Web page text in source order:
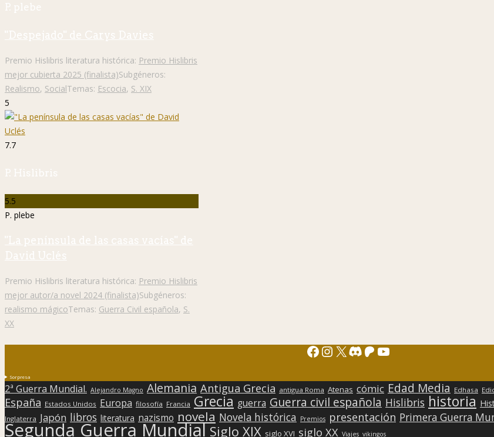
P. plebe
"Despejado" de Carys Davies
Premio Hislibris literatura histórica: Premio Hislibris
mejor cubierta 2025 (finalista)Subgéneros:
Realismo, SocialTemas: Escocia, S. XIX
5
7.7
P. Hislibris
5.5
P. plebe
"La península de las casas vacías" de
David Uclés
Premio Hislibris literatura histórica: Premio Hislibris
mejor autor/a novel 2024 (finalista)Subgéneros:
realismo mágicoTemas: Guerra Civil española, S.
XX
Facebook
Instagram
X Discord
Patreon
YouTube
Sorpresa
2ª Guerra Mundial. Alejandro Magno Alemania Antigua Grecia antigua Roma Atenas cómic Edad Media Edhasa
España Estados Unidos Europa filosofía Francia Grecia guerra Guerra civil española Hislibris historia
Inglaterra Japón libros literatura nazismo novela Novela histórica Premios presentación Primera Guerra
Segunda Guerra Mundial Siglo XIX siglo XVI siglo XX Viajes vikingos